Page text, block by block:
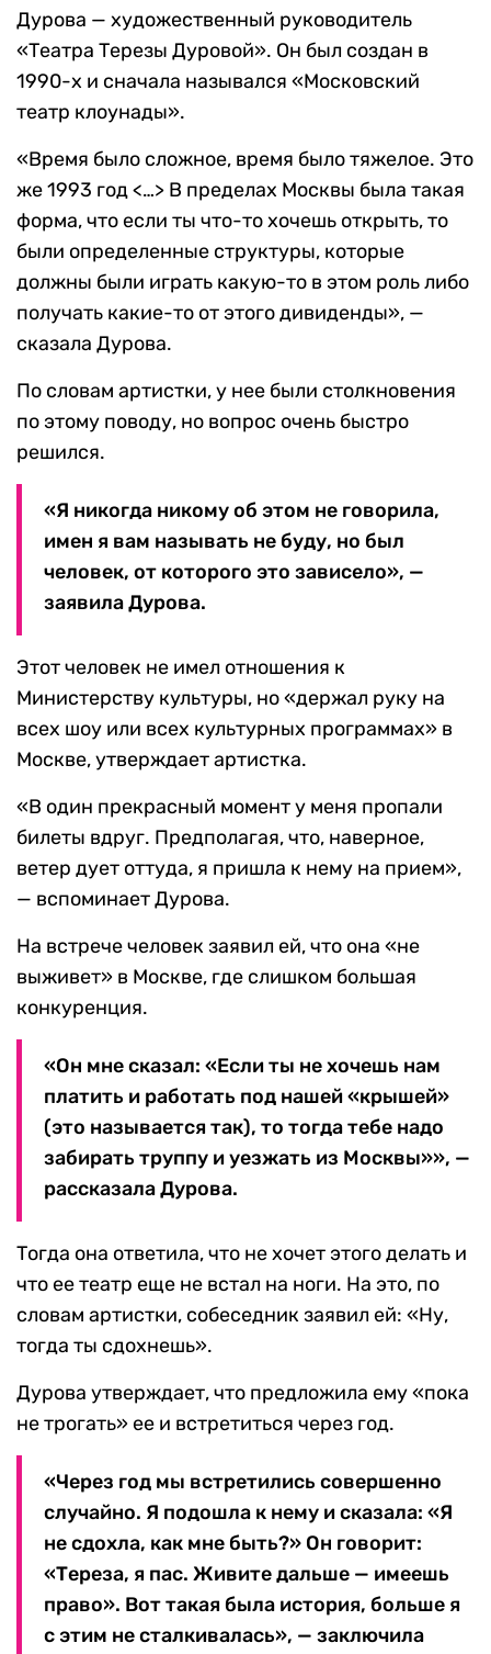
Дурова — художественный руководитель
«Театра Терезы Дуровой». Он был создан в
1990-х и сначала назывался «Московский
театр клоунады».
«Время было сложное, время было тяжелое. Это
же 1993 год <…> В пределах Москвы была такая
форма, что если ты что-то хочешь открыть, то
были определенные структуры, которые
должны были играть какую-то в этом роль либо
получать какие-то от этого дивиденды», —
сказала Дурова.
По словам артистки, у нее были столкновения
по этому поводу, но вопрос очень быстро
решился.
«Я никогда никому об этом не говорила,
имен я вам называть не буду, но был
человек, от которого это зависело», —
заявила Дурова.
Этот человек не имел отношения к
Министерству культуры, но «держал руку на
всех шоу или всех культурных программах» в
Москве, утверждает артистка.
«В один прекрасный момент у меня пропали
билеты вдруг. Предполагая, что, наверное,
ветер дует оттуда, я пришла к нему на прием»,
— вспоминает Дурова.
На встрече человек заявил ей, что она «не
выживет» в Москве, где слишком большая
конкуренция.
«Он мне сказал: «Если ты не хочешь нам
платить и работать под нашей «крышей»
(это называется так), то тогда тебе надо
забирать труппу и уезжать из Москвы»», —
рассказала Дурова.
Тогда она ответила, что не хочет этого делать и
что ее театр еще не встал на ноги. На это, по
словам артистки, собеседник заявил ей: «Ну,
тогда ты сдохнешь».
Дурова утверждает, что предложила ему «пока
не трогать» ее и встретиться через год.
«Через год мы встретились совершенно
случайно. Я подошла к нему и сказала: «Я
не сдохла, как мне быть?» Он говорит:
«Тереза, я пас. Живите дальше — имеешь
право». Вот такая была история, больше я
с этим не сталкивалась», — заключила